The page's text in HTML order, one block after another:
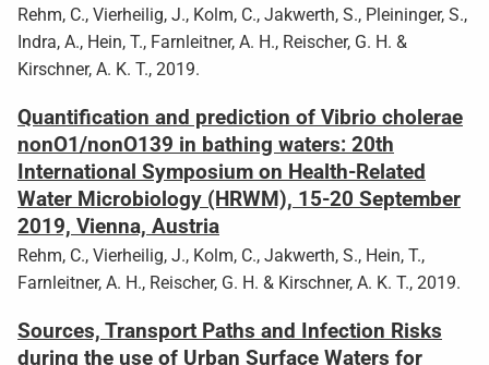
Rehm, C., Vierheilig, J., Kolm, C., Jakwerth, S., Pleininger, S.,
Indra, A., Hein, T., Farnleitner, A. H., Reischer, G. H. &
Kirschner, A. K. T., 2019.
Quantification and prediction of Vibrio cholerae
nonO1/nonO139 in bathing waters: 20th
International Symposium on Health-Related
Water Microbiology (HRWM), 15-20 September
2019, Vienna, Austria
Rehm, C., Vierheilig, J., Kolm, C., Jakwerth, S., Hein, T.,
Farnleitner, A. H., Reischer, G. H. & Kirschner, A. K. T., 2019.
Sources, Transport Paths and Infection Risks
during the use of Urban Surface Waters for